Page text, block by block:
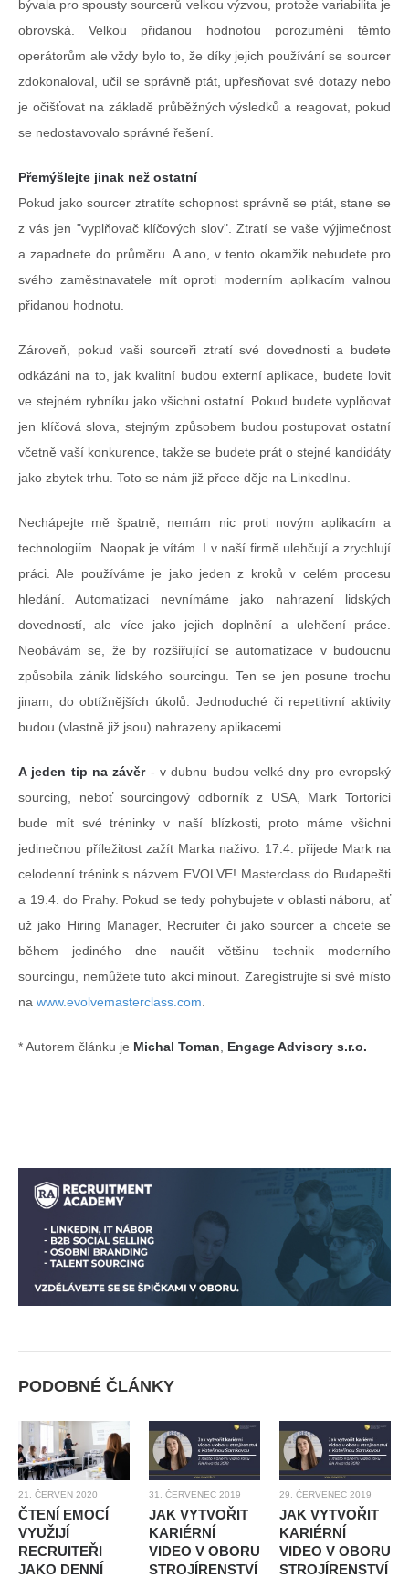
bývala pro spousty sourcerů velkou výzvou, protože variabilita je
obrovská. Velkou přidanou hodnotou porozumění těmto
operátorům ale vždy bylo to, že díky jejich používání se sourcer
zdokonaloval, učil se správně ptát, upřesňovat své dotazy nebo
je očišťovat na základě průběžných výsledků a reagovat, pokud
se nedostavovalo správné řešení.
Přemýšlejte jinak než ostatní
Pokud jako sourcer ztratíte schopnost správně se ptát, stane se
z vás jen "vyplňovač klíčových slov". Ztratí se vaše výjimečnost
a zapadnete do průměru. A ano, v tento okamžik nebudete pro
svého zaměstnavatele mít oproti moderním aplikacím valnou
přidanou hodnotu.
Zároveň, pokud vaši sourceři ztratí své dovednosti a budete
odkázáni na to, jak kvalitní budou externí aplikace, budete lovit
ve stejném rybníku jako všichni ostatní. Pokud budete vyplňovat
jen klíčová slova, stejným způsobem budou postupovat ostatní
včetně vaší konkurence, takže se budete prát o stejné kandidáty
jako zbytek trhu. Toto se nám již přece děje na LinkedInu.
Nechápejte mě špatně, nemám nic proti novým aplikacím a
technologiím. Naopak je vítám. I v naší firmě ulehčují a zrychlují
práci. Ale používáme je jako jeden z kroků v celém procesu
hledání. Automatizaci nevnímáme jako nahrazení lidských
dovedností, ale více jako jejich doplnění a ulehčení práce.
Neobávám se, že by rozšiřující se automatizace v budoucnu
způsobila zánik lidského sourcingu. Ten se jen posune trochu
jinam, do obtížnějších úkolů. Jednoduché či repetitivní aktivity
budou (vlastně již jsou) nahrazeny aplikacemi.
A jeden tip na závěr- v dubnu budou velké dny pro evropský
sourcing, neboť sourcingový odborník z USA, Mark Tortorici
bude mít své tréninky v naší blízkosti, proto máme všichni
jedinečnou příležitost zažít Marka naživo. 17.4. přijede Mark na
celodenní trénink s názvem EVOLVE! Masterclass do Budapešti
a 19.4. do Prahy. Pokud se tedy pohybujete v oblasti náboru, ať
už jako Hiring Manager, Recruiter či jako sourcer a chcete se
během jediného dne naučit většinu technik moderního
sourcingu, nemůžete tuto akci minout. Zaregistrujte si své místo
na www.evolvemasterclass.com
* Autorem článku je Michal Toman Engage Advisory s.r.o.
PODOBNÉ ČLÁNKY
21. ČERVEN 2020
ČTENÍ EMOCÍ
VYUŽIJÍ
RECRUITEŘI
JAKO DENNÍ
31. ČERVENEC 2019
JAK VYTVOŘIT
KARIÉRNÍ
VIDEO V OBORU
STROJÍRENSTVÍ
29. ČERVENEC 2019
JAK VYTVOŘIT
KARIÉRNÍ
VIDEO V OBORU
STROJÍRENSTVÍ